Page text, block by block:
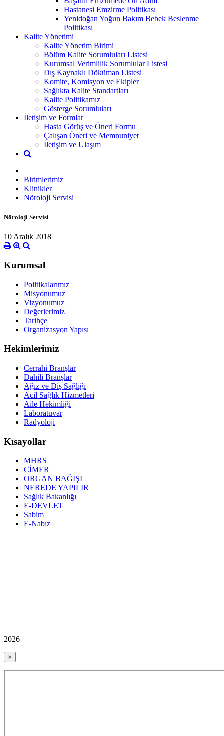
Hastanesi Emzirme Politikası
Yenidoğan Yoğun Bakım Bebek Beslenme
Politikası
Kalite Yönetimi
Kalite Yönetim Birimi
Bölüm Kalite Sorumluları Listesi
Kurumsal Verimlilik Sorumlular Listesi
Dış Kaynaklı Döküman Listesi
Komite, Komisyon ve Ekipler
Sağlıkta Kalite Standartları
Kalite Politikamız
Gösterge Sorumluları
İletişim ve Formlar
Hasta Görüş ve Öneri Formu
Çalışan Öneri ve Memnuniyet
İletişim ve Ulaşım
Birimlerimiz
Klinikler
Nöroloji Servisi
Nöroloji Servisi
10 Aralık 2018
Kurumsal
Politikalarımız
Misyonumuz
Vizyonumuz
Değerlerimiz
Tarihçe
Organizasyon Yapısı
Hekimlerimiz
Cerrahi Branşlar
Dahili Branşlar
Ağız ve Diş Sağlığı
Acil Sağlık Hizmetleri
Aile Hekimliği
Laboratuvar
Radyoloji
Kısayollar
MHRS
CİMER
ORGAN BAĞIŞI
NEREDE YAPILIR
Sağlık Bakanlığı
E-DEVLET
Sabim
E-Nabız
2026
×